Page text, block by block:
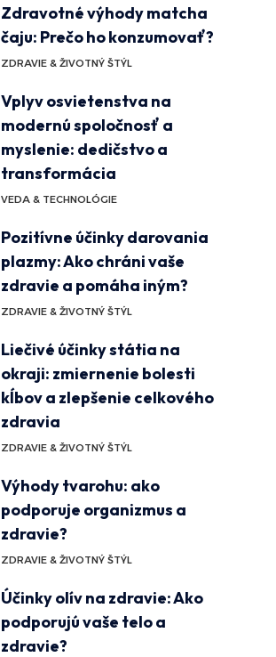
Zdravotné výhody matcha
čaju: Prečo ho konzumovať?
ZDRAVIE & ŽIVOTNÝ ŠTÝL
Vplyv osvietenstva na
modernú spoločnosť a
myslenie: dedičstvo a
transformácia
VEDA & TECHNOLÓGIE
Pozitívne účinky darovania
plazmy: Ako chráni vaše
zdravie a pomáha iným?
ZDRAVIE & ŽIVOTNÝ ŠTÝL
Liečivé účinky státia na
okraji: zmiernenie bolesti
kĺbov a zlepšenie celkového
zdravia
ZDRAVIE & ŽIVOTNÝ ŠTÝL
Výhody tvarohu: ako
podporuje organizmus a
zdravie?
ZDRAVIE & ŽIVOTNÝ ŠTÝL
Účinky olív na zdravie: Ako
podporujú vaše telo a
zdravie?